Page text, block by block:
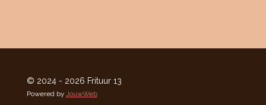
© 2024 - 2026 Frituur 13
Powered by JouwWeb